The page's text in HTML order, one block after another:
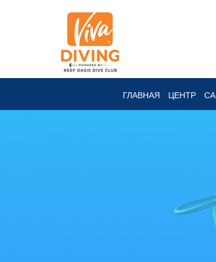
ГЛАВНАЯ ЦЕНТР